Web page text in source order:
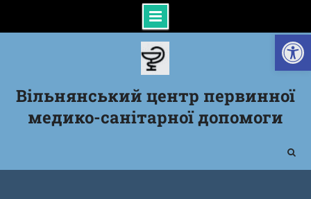
Відкрити Панель інструментів
Вільнянський центр первинної
медико-санітарної допомоги